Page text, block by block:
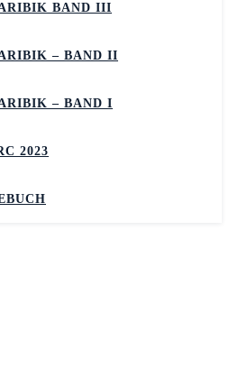
BAND III
– BAND II
– BAND I
2023